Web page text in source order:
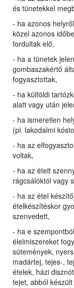
és tünetekkel
- ha azonos
közel azonos
fordultak elő,
- ha a tünetek
gombaszakértő
fogyasztottak,
- ha külföldi
alatt vagy után
- ha ismeretlen
(pl. lakodalmi
- ha az
voltak,
- ha az ételt
rágcsálóktól vagy
- ha az étel
ételkészítéskor
szenvedett,
- ha e
élelmiszereket
sütemények,
madártej, tejes-,
ételek, házi
tejet, abból